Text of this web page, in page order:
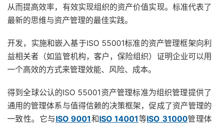
从而提高效率，有效实现组织的资产价值实现。标准代表了
最新的思维与资产管理的最佳实践。
开发，实施和嵌入基于ISO 55001标准的资产管理框架向利
益相关者（如监管机构，客户，保险组织）证明企业可以用
一个高效的方式来管理效能、风险、成本。
得到全球公认的ISO 55001资产管理标准为组织管理提供了
通用的管理体系与值得信赖的决策框架，促成了资产管理的
一致性。它与ISO 9001和ISO 14001等ISO 31000管理体